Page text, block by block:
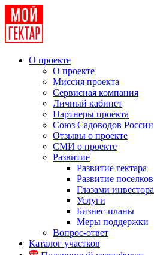
О проекте
О проекте
Миссия проекта
Сервисная компания
Личный кабинет
Партнеры проекта
Союз Садоводов России
Отзывы о проекте
СМИ о проекте
Развитие
Развитие гектара
Развитие поселков
Глазами инвестора
Услуги
Бизнес-планы
Меры поддержки
Вопрос-ответ
Каталог участков